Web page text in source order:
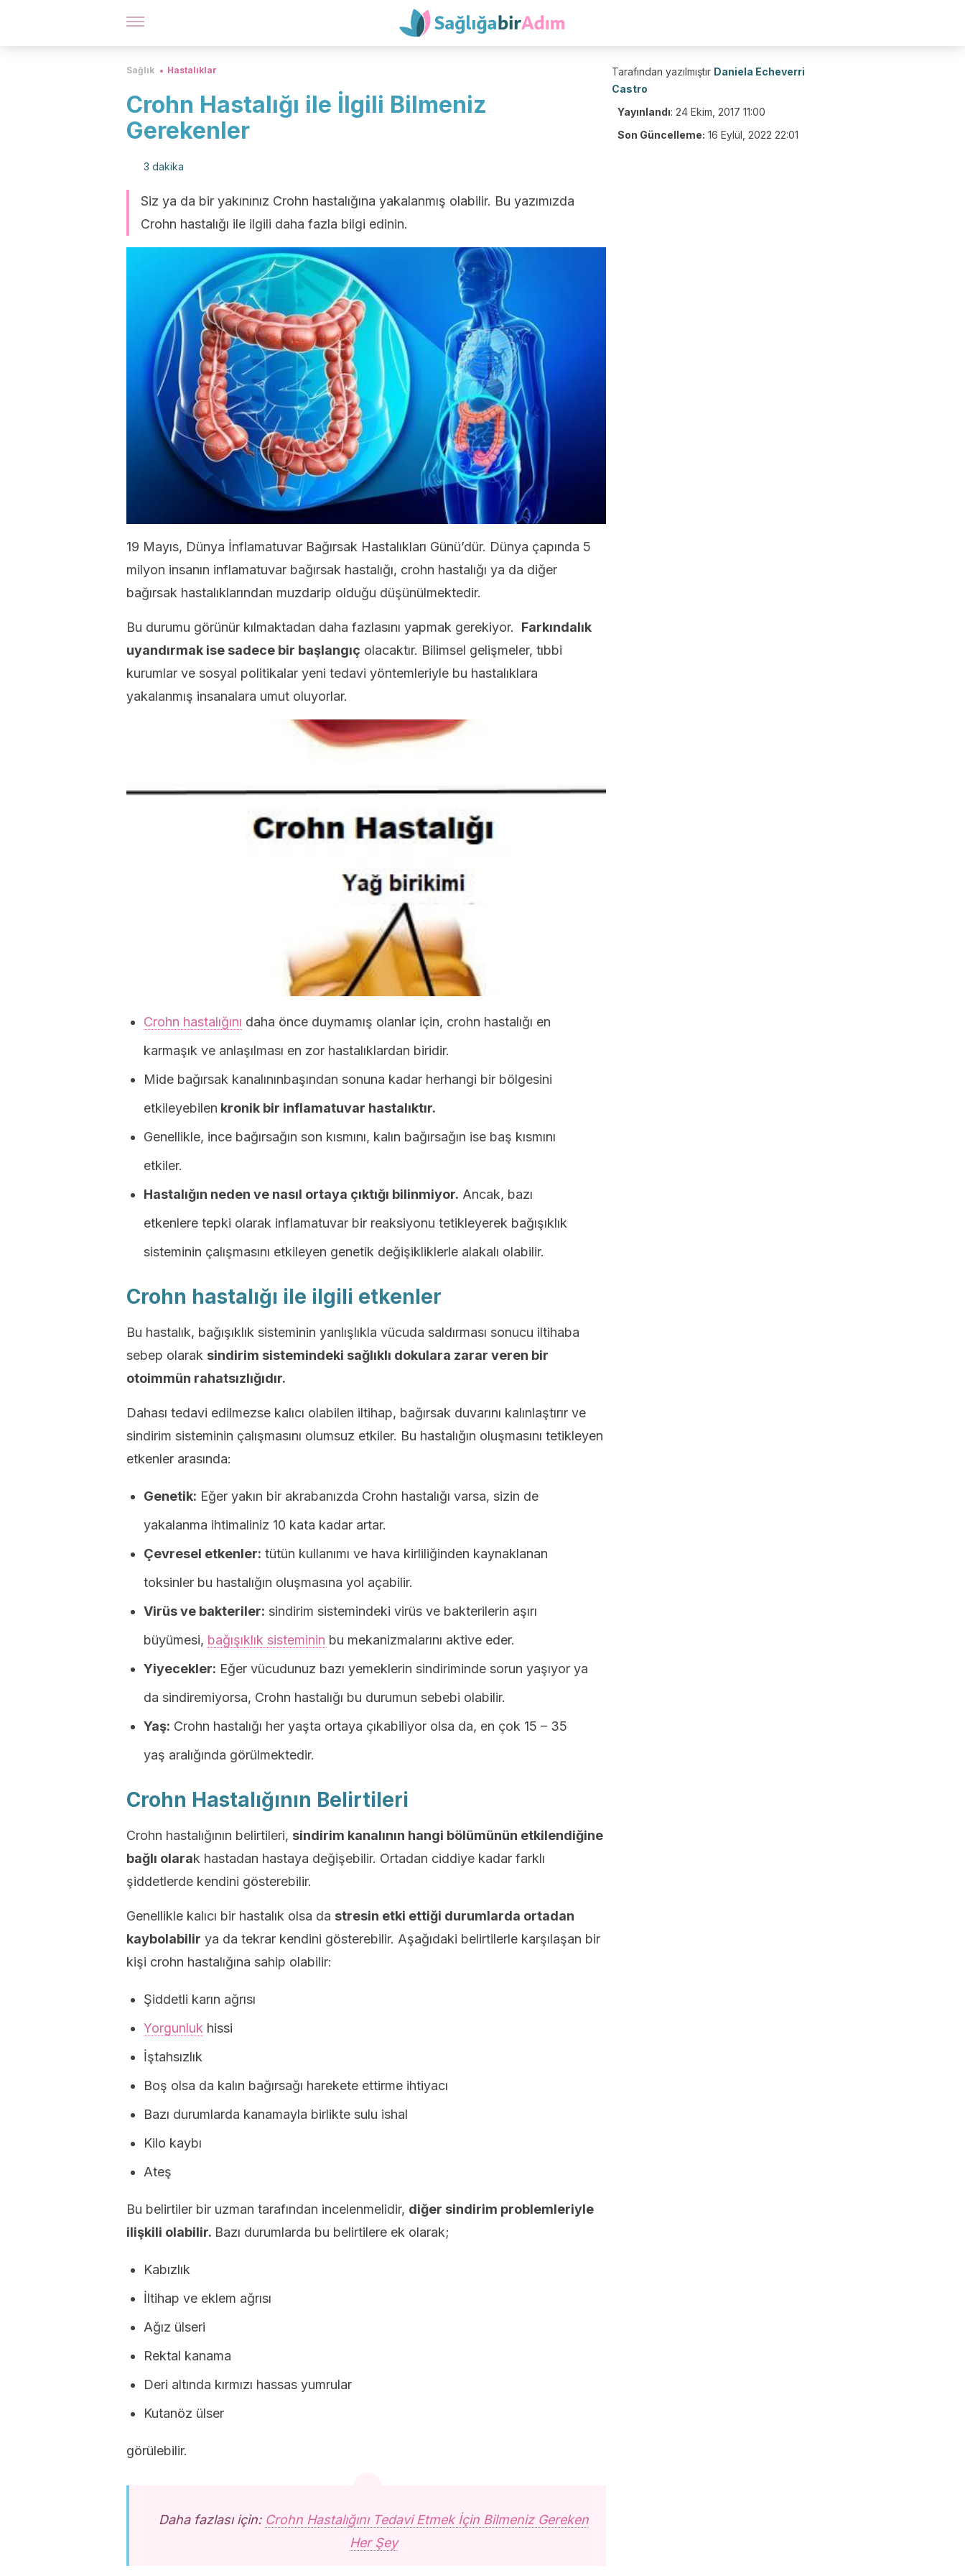
Sağlık Hastalıklar
Crohn Hastalığı ile İlgili Bilmeniz
Gerekenler
3 dakika
Siz ya da bir yakınınız Crohn hastalığına yakalanmış olabilir. Bu yazımızda
Crohn hastalığı ile ilgili daha fazla bilgi edinin.
19 Mayıs, Dünya İnflamatuvar Bağırsak Hastalıkları Günü’dür. Dünya çapında 5
milyon insanın inflamatuvar bağırsak hastalığı, crohn hastalığı ya da diğer
bağırsak hastalıklarından muzdarip olduğu düşünülmektedir.
Bu durumu görünür kılmaktadan daha fazlasını yapmak gerekiyor. Farkındalık
uyandırmak ise sadece bir başlangıç olacaktır. Bilimsel gelişmeler, tıbbi
kurumlar ve sosyal politikalar yeni tedavi yöntemleriyle bu hastalıklara
yakalanmış insanalara umut oluyorlar.
Crohn hastalığını daha önce duymamış olanlar için, crohn hastalığı en
karmaşık ve anlaşılması en zor hastalıklardan biridir.
Mide bağırsak kanalınınbaşından sonuna kadar herhangi bir bölgesini
etkileyebilen kronik bir inflamatuvar hastalıktır.
Genellikle, ince bağırsağın son kısmını, kalın bağırsağın ise baş kısmını
etkiler.
Hastalığın neden ve nasıl ortaya çıktığı bilinmiyor. Ancak, bazı
etkenlere tepki olarak inflamatuvar bir reaksiyonu tetikleyerek bağışıklık
sisteminin çalışmasını etkileyen genetik değişikliklerle alakalı olabilir.
Crohn hastalığı ile ilgili etkenler
Bu hastalık, bağışıklık sisteminin yanlışlıkla vücuda saldırması sonucu iltihaba
sebep olarak sindirim sistemindeki sağlıklı dokulara zarar veren bir
otoimmün rahatsızlığıdır.
Dahası tedavi edilmezse kalıcı olabilen iltihap, bağırsak duvarını kalınlaştırır ve
sindirim sisteminin çalışmasını olumsuz etkiler. Bu hastalığın oluşmasını tetikleyen
etkenler arasında:
Genetik: Eğer yakın bir akrabanızda Crohn hastalığı varsa, sizin de
yakalanma ihtimaliniz 10 kata kadar artar.
Çevresel etkenler: tütün kullanımı ve hava kirliliğinden kaynaklanan
toksinler bu hastalığın oluşmasına yol açabilir.
Virüs ve bakteriler: sindirim sistemindeki virüs ve bakterilerin aşırı
büyümesi, bağışıklık sisteminin bu mekanizmalarını aktive eder.
Yiyecekler: Eğer vücudunuz bazı yemeklerin sindiriminde sorun yaşıyor ya
da sindiremiyorsa, Crohn hastalığı bu durumun sebebi olabilir.
Yaş: Crohn hastalığı her yaşta ortaya çıkabiliyor olsa da, en çok 15 – 35
yaş aralığında görülmektedir.
Crohn Hastalığının Belirtileri
Crohn hastalığının belirtileri, sindirim kanalının hangi bölümünün etkilendiğine
bağlı olarak hastadan hastaya değişebilir. Ortadan ciddiye kadar farklı
şiddetlerde kendini gösterebilir.
Genellikle kalıcı bir hastalık olsa da stresin etki ettiği durumlarda ortadan
kaybolabilir ya da tekrar kendini gösterebilir. Aşağıdaki belirtilerle karşılaşan bir
kişi crohn hastalığına sahip olabilir:
Şiddetli karın ağrısı
Yorgunluk hissi
İştahsızlık
Boş olsa da kalın bağırsağı harekete ettirme ihtiyacı
Bazı durumlarda kanamayla birlikte sulu ishal
Kilo kaybı
Ateş
Bu belirtiler bir uzman tarafından incelenmelidir, diğer sindirim problemleriyle
ilişkili olabilir. Bazı durumlarda bu belirtilere ek olarak;
Kabızlık
İltihap ve eklem ağrısı
Ağız ülseri
Rektal kanama
Deri altında kırmızı hassas yumrular
Kutanöz ülser
görülebilir.
Daha fazlası için: Crohn Hastalığını Tedavi Etmek İçin Bilmeniz Gereken
Her Şey
Tarafından yazılmıştır Daniela Echeverri
Castro
Yayınlandı: 24 Ekim, 2017 11:00
Son Güncelleme: 16 Eylül, 2022 22:01